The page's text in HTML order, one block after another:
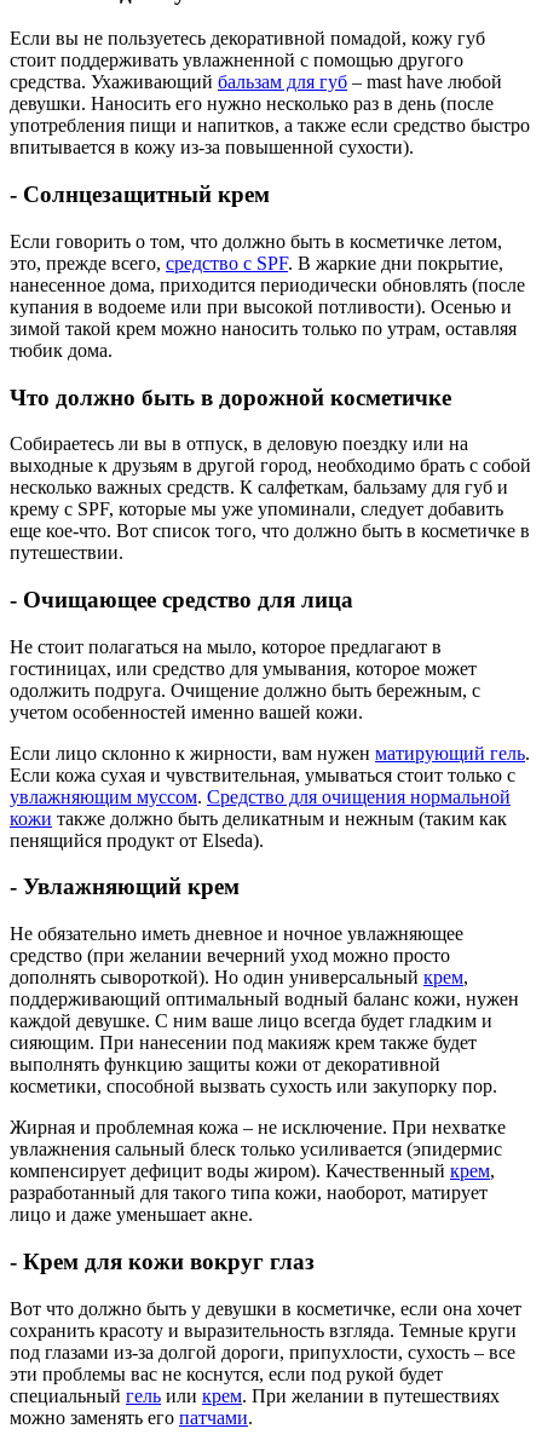
Если вы не пользуетесь декоративной помадой, кожу губ
стоит поддерживать увлажненной с помощью другого
средства. Ухаживающий бальзам для губ – mast have любой
девушки. Наносить его нужно несколько раз в день (после
употребления пищи и напитков, а также если средство быстро
впитывается в кожу из-за повышенной сухости).
- Солнцезащитный крем
Если говорить о том, что должно быть в косметичке летом,
это, прежде всего, средство с SPF. В жаркие дни покрытие,
нанесенное дома, приходится периодически обновлять (после
купания в водоеме или при высокой потливости). Осенью и
зимой такой крем можно наносить только по утрам, оставляя
тюбик дома.
Что должно быть в дорожной косметичке
Собираетесь ли вы в отпуск, в деловую поездку или на
выходные к друзьям в другой город, необходимо брать с собой
несколько важных средств. К салфеткам, бальзаму для губ и
крему с SPF, которые мы уже упоминали, следует добавить
еще кое-что. Вот список того, что должно быть в косметичке в
путешествии.
- Очищающее средство для лица
Не стоит полагаться на мыло, которое предлагают в
гостиницах, или средство для умывания, которое может
одолжить подруга. Очищение должно быть бережным, с
учетом особенностей именно вашей кожи.
Если лицо склонно к жирности, вам нужен матирующий гель.
Если кожа сухая и чувствительная, умываться стоит только с
увлажняющим муссом. Средство для очищения нормальной
кожи также должно быть деликатным и нежным (таким как
пенящийся продукт от Elseda).
- Увлажняющий крем
Не обязательно иметь дневное и ночное увлажняющее
средство (при желании вечерний уход можно просто
дополнять сывороткой). Но один универсальный крем,
поддерживающий оптимальный водный баланс кожи, нужен
каждой девушке. С ним ваше лицо всегда будет гладким и
сияющим. При нанесении под макияж крем также будет
выполнять функцию защиты кожи от декоративной
косметики, способной вызвать сухость или закупорку пор.
Жирная и проблемная кожа – не исключение. При нехватке
увлажнения сальный блеск только усиливается (эпидермис
компенсирует дефицит воды жиром). Качественный крем,
разработанный для такого типа кожи, наоборот, матирует
лицо и даже уменьшает акне.
- Крем для кожи вокруг глаз
Вот что должно быть у девушки в косметичке, если она хочет
сохранить красоту и выразительность взгляда. Темные круги
под глазами из-за долгой дороги, припухлости, сухость – все
эти проблемы вас не коснутся, если под рукой будет
специальный гель или крем. При желании в путешествиях
можно заменять его патчами.